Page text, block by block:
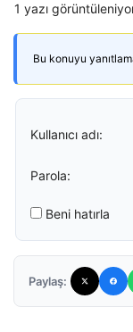
1 yazı
Bu konuyu
Kullanıcı adı:
Parola:
Beni hatırla
Paylaş: